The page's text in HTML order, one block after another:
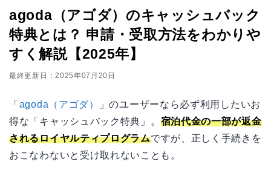
agoda（アゴダ）のキャッシュバック
特典とは？ 申請・受取方法をわかりや
すく解説【2025年】
最終更新日：2025年07月20日
「 agoda（アゴダ）
」のユーザーなら必ず利用したいお
得な「キャッシュバック特典」。 宿泊代金の一部が返金
されるロイヤルティプログラムですが、正しく手続きを
おこなわないと受け取れないことも。